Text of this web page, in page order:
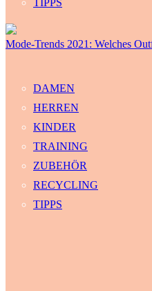
TIPPS
Mode-Trends 2021: Welches
DAMEN
HERREN
KINDER
TRAINING
ZUBEHÖR
RECYCLING
TIPPS